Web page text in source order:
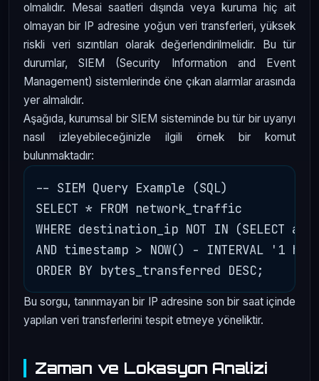
olmalıdır. Mesai saatleri dışında veya kuruma hiç ait
olmayan bir IP adresine yoğun veri transferleri, yüksek
riskli veri sızıntıları olarak değerlendirilmelidir. Bu tür
durumlar, SIEM (Security Information and Event
Management) sistemlerinde öne çıkan alarmlar arasında
yer almalıdır.
Aşağıda, kurumsal bir SIEM sisteminde bu tür bir uyarıyı
nasıl izleyebileceğinizle ilgili örnek bir komut
bulunmaktadır:
-- SIEM Query Example (SQL)
SELECT * FROM network_traffic
WHERE destination_ip NOT IN (SELECT
AND timestamp > NOW() - INTERVAL '1
Bu sorgu, tanınmayan bir IP adresine son bir saat içinde
yapılan veri transferlerini tespit etmeye yöneliktir.
Zaman ve Lokasyon Analizi